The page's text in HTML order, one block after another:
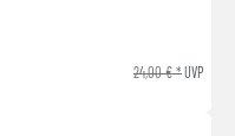
24,00 € *UVP